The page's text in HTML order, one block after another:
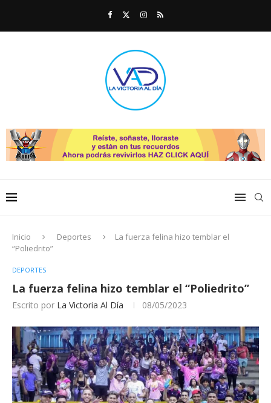
Inicio Deportes
La fuerza felina hizo temblar el
“Poliedrito”
DEPORTES
La fuerza felina hizo temblar el “Poliedrito”
Escrito por La Victoria Al Día 08/05/2023